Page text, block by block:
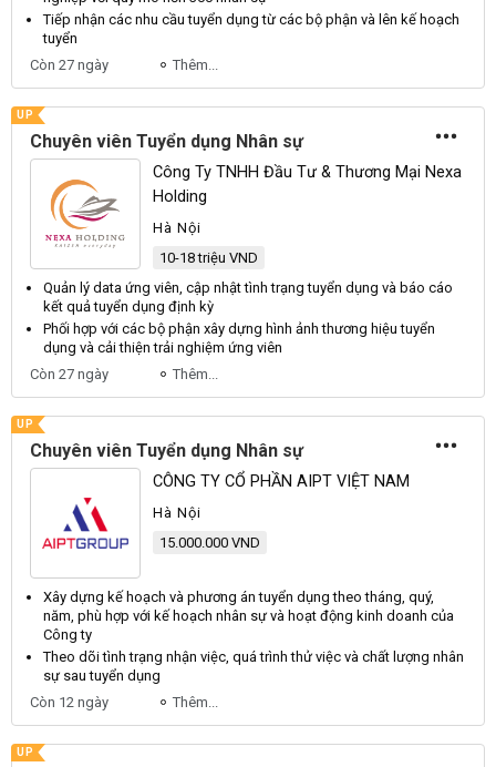
Tiếp nhận các nhu cầutuyển dụng từ các bộ phận và lên kế hoạch
tuyển
Còn 27 ngày
Thêm...
UP
Chuyên viên Tuyển dụng Nhân sự
Công Ty TNHH Đầu Tư & Thương Mại Nexa
Holding
Hà Nội
10-18 triệu VND
Quản lý data ứng viên, cập nhật tình trạngtuyển dụng và báo cáo
kết quảtuyển dụng định kỳ
Phối hợp với các bộ phận xây dựng hình ảnh thương hiệutuyển
dụng và cải thiện trải nghiệm ứng viên
Còn 27 ngày
Thêm...
UP
Chuyên viên Tuyển dụng Nhân sự
CÔNG TY CỔ PHẦN AIPT VIỆT NAM
Hà Nội
15.000.000 VND
Xây dựng kế hoạch và phương ántuyển dụng theo tháng, quý,
năm, phù hợp với kế hoạch nhân sự và hoạt động kinh doanh của
Công ty
Theo dõi tình trạng nhận việc, quá trình thử việc và chất lượng nhân
sự sautuyển dụng
Còn 12 ngày
Thêm...
UP